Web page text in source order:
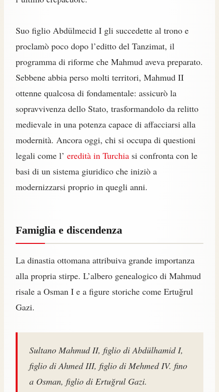
Suo figlio Abdülmecid I gli succedette al trono e
proclamò poco dopo l’editto del Tanzimat, il
programma di riforme che Mahmud aveva preparato.
Sebbene abbia perso molti territori, Mahmud II
ottenne qualcosa di fondamentale: assicurò la
sopravvivenza dello Stato, trasformandolo da relitto
medievale in una potenza capace di affacciarsi alla
modernità. Ancora oggi, chi si occupa di questioni
legali come l’ eredità in Turchia si confronta con le
basi di un sistema giuridico che iniziò a
modernizzarsi proprio in quegli anni.
Famiglia e discendenza
La dinastia ottomana attribuiva grande importanza
alla propria stirpe. L’albero genealogico di Mahmud
risale a Osman I e a figure storiche come Ertuğrul
Gazi.
Sultano Mahmud II, figlio di Abdülhamid I,
figlio di Ahmed III, figlio di Mehmed IV. fino
a Osman, figlio di Ertuğrul Gazi.